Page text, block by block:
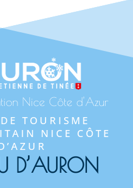
Nice Côte d'Azur
TOURISME
NICE CÔTE
D’AURON